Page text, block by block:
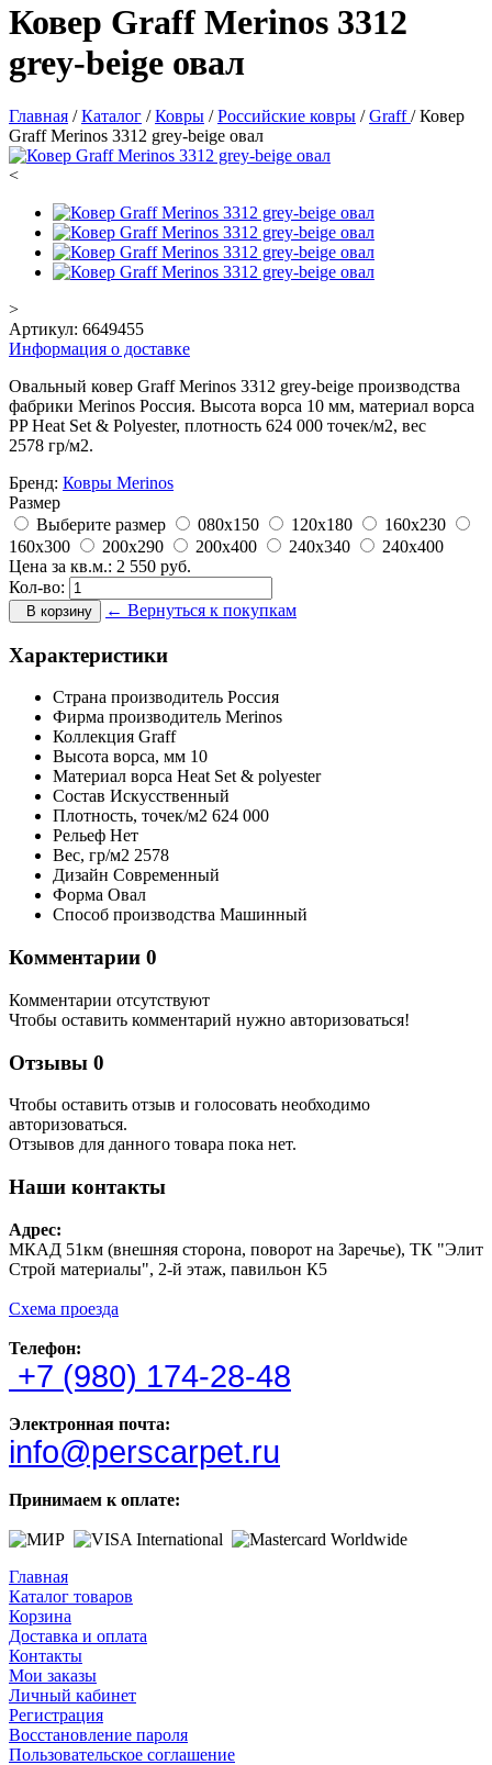
Ковер Graff Merinos 3312
grey-beige овал
Главная / Каталог / Ковры / Российские ковры / Graff/ Ковер
Graff Merinos 3312 grey-beige овал
<
>
Артикул: 6649455
Информация о доставке
Овальный ковер Graff Merinos 3312 grey-beige производства
фабрики Merinos Россия. Высота ворса 10 мм, материал ворса
PP Heat Set & Polyester, плотность 624 000 точек/м2, вес
2578 гр/м2.
Бренд: Ковры Merinos
Размер
Выберите размер
080x150 120x180
160x230
160x300
200x290 200x400 240x340
240x400
Цена за кв.м.: 2 550 руб.
Кол-во:
В корзину ← Вернуться к покупкам
Характеристики
Страна производитель Россия
Фирма производитель Merinos
Коллекция Graff
Высота ворса, мм 10
Материал ворса Heat Set & polyester
Состав Искусственный
Плотность, точек/м2 624 000
Рельеф Нет
Вес, гр/м2 2578
Дизайн Современный
Форма Овал
Способ производства Машинный
Комментарии 0
Комментарии отсутствуют
Чтобы оставить комментарий нужно авторизоваться!
Отзывы 0
Чтобы оcтавить отзыв и голосовать необходимо
авторизоваться.
Отзывов для данного товара пока нет.
Наши контакты
Адрес:
МКАД 51км (внешняя сторона, поворот на Заречье), ТК "Элит
Строй материалы", 2-й этаж, павильон К5
Схема проезда
Телефон:
+7 (980) 174-28-48
Электронная почта:
info@perscarpet.ru
Принимаем к оплате:
Главная
Каталог товаров
Корзина
Доставка и оплата
Контакты
Мои заказы
Личный кабинет
Регистрация
Восстановление пароля
Пользовательское соглашение